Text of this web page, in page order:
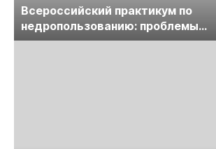
Всероссийский практикум по
недропользованию: проблемы
лицензирования,